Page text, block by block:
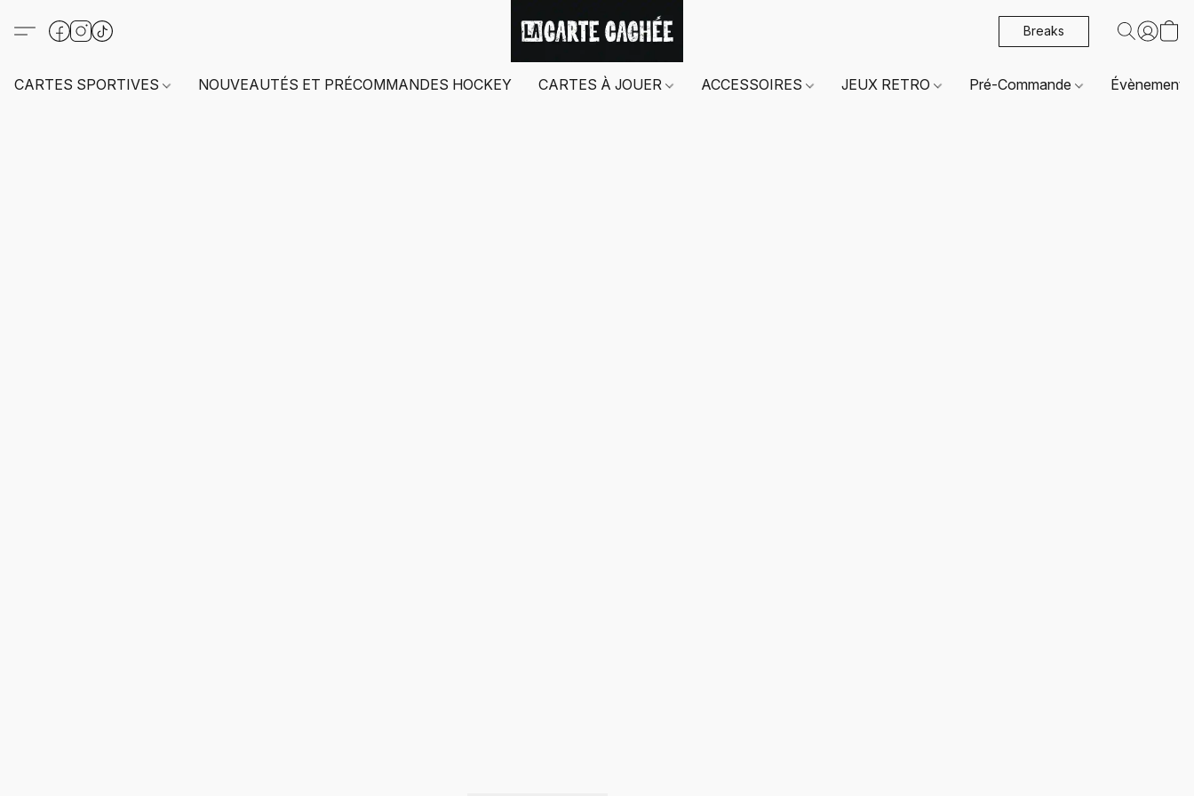
Breaks
CARTES SPORTIVES NOUVEAUTÉS ET PRÉCOMMANDES HOCKEY CARTES À JOUER ACCESSOIRES JEUX RETRO Pré-Commande Évènements